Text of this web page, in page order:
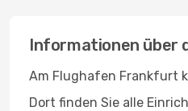
Informationen über
Am Flughafen Frankfurt
Dort finden Sie alle